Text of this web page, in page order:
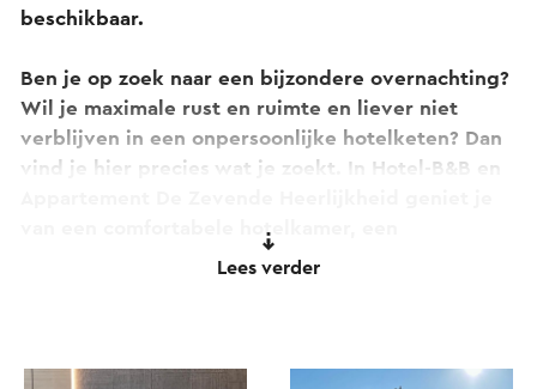
beschikbaar.
Ben je op zoek naar een bijzondere overnachting?
Wil je maximale rust en ruimte en liever niet
verblijven in een onpersoonlijke hotelketen? Dan
vind je hier precies wat je zoekt. In Hotel-B&B en
van een comfortabele hotelkamer, een
schitterende omgeving en heerlijk eten.
verrassingen. Bij restaurant LUQS proef je casual
Lees verder